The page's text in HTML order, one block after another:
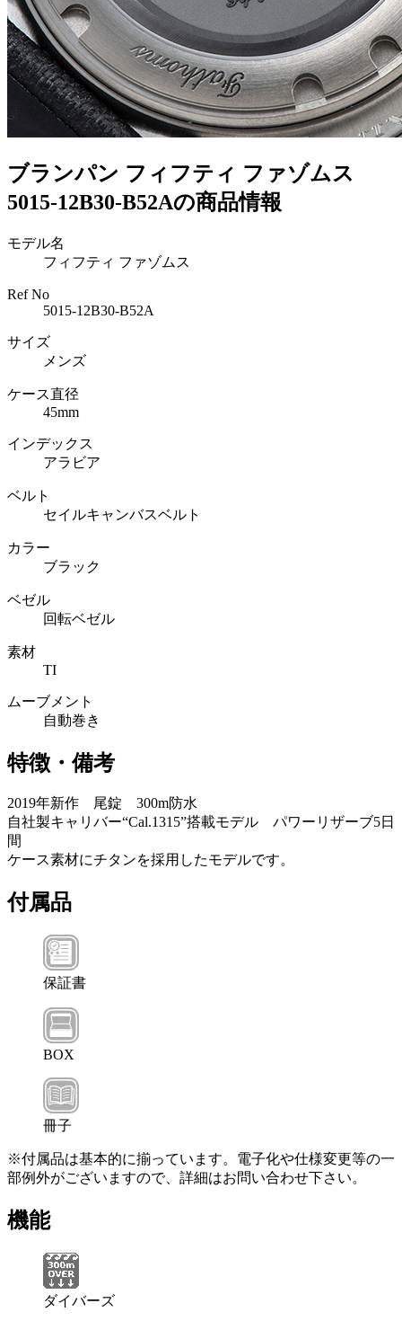
ブランパン フィフティ ファゾムス
5015-12B30-B52Aの商品情報
モデル名
フィフティ ファゾムス
Ref No
5015-12B30-B52A
サイズ
メンズ
ケース直径
45mm
インデックス
アラビア
ベルト
セイルキャンバスベルト
カラー
ブラック
ベゼル
回転ベゼル
素材
TI
ムーブメント
自動巻き
特徴・備考
2019年新作 尾錠 300m防水
自社製キャリバー“Cal.1315”搭載モデル パワーリザーブ5日
間
ケース素材にチタンを採用したモデルです。
付属品
保証書
BOX
冊子
※付属品は基本的に揃っています。電子化や仕様変更等の一
部例外がございますので、詳細はお問い合わせ下さい。
機能
ダイバーズ